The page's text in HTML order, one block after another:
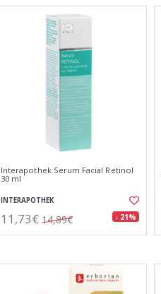
Interapothek Serum Facial Retinol
30 ml
INTERAPOTHEK
11,73€ 14,89€ - 21%